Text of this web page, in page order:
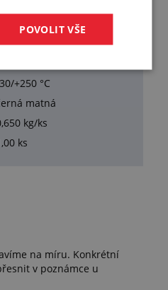
0.02 bar
+250 °C
matná
kg/ks
ks
na míru. Konkrétní
v poznámce u
POVOLIT VŠE